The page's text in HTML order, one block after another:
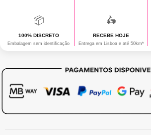
📦
100% DISCRETO
Embalagem sem identificação
🛵
RECEBE HOJE
Entrega em Lisboa e até 50km*